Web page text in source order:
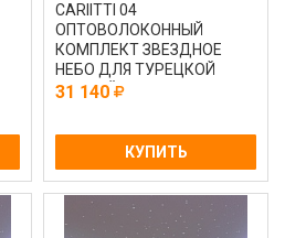
CARIITTI 04
ОПТОВОЛОКОННЫЙ
КОМПЛЕКТ ЗВЕЗДНОЕ
НЕБО ДЛЯ ТУРЕЦКОЙ
ПАРНОЙ LED CRYSTAL
31 140
КУПИТЬ